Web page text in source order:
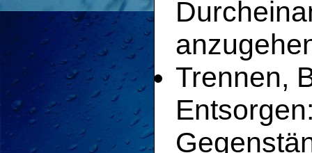
Trennen,